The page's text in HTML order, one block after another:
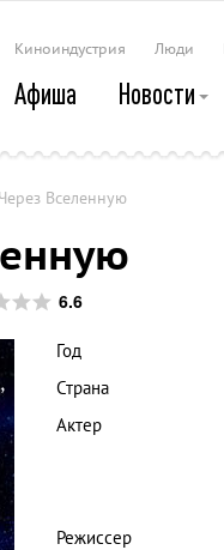
Киноиндустрия Люди
Афиша Новости
Через Вселенную
6.6
Год
Страна
Актер
Режиссер